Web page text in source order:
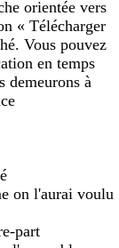
orientée vers
« Télécharger
Vous pouvez
en temps
demeurons à
on l'aurai voulu
part